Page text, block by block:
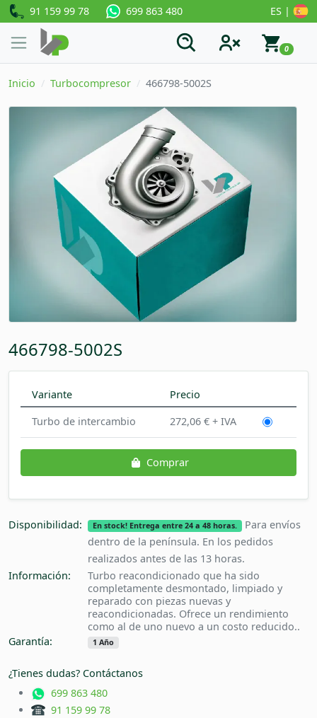
91 159 99 78 699 863 480 ES |
0
Inicio Turbocompresor 466798-5002S
466798-5002S
Variante
Precio
Turbo de intercambio
272,06 € + IVA
Comprar
Disponibilidad: En stock! Entrega entre 24 a 48 horas.
Para envíos
dentro de la península. En los pedidos
realizados antes de las 13 horas.
Información:
Turbo reacondicionado que ha sido
completamente desmontado, limpiado y
reparado con piezas nuevas y
reacondicionadas. Ofrece un rendimiento
como al de uno nuevo a un costo reducido..
Garantía:
1 Año
¿Tienes dudas? Contáctanos
699 863 480
91 159 99 78